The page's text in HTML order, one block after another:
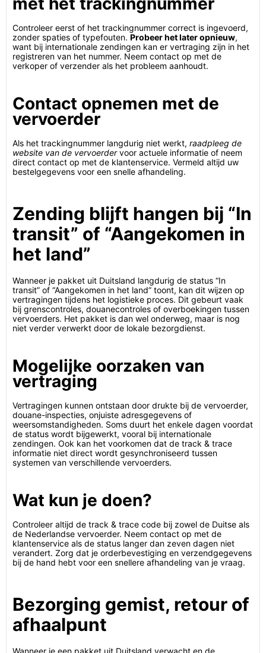
Controleer eerst of het trackingnummer correct is ingevoerd,
zonder spaties of typefouten. Probeer het later opnieuw,
want bij internationale zendingen kan er vertraging zijn in het
registreren van het nummer. Neem contact op met de
verkoper of verzender als het probleem aanhoudt.
Contact opnemen met de
vervoerder
Als het trackingnummer langdurig niet werkt, raadpleeg de
website van de vervoerdervoor actuele informatie of neem
direct contact op met de klantenservice. Vermeld altijd uw
bestelgegevens voor een snelle afhandeling.
Zending blijft hangen bij “In
transit” of “Aangekomen in
het land”
Wanneer je pakket uit Duitsland langdurig de status “In
transit” of “Aangekomen in het land” toont, kan dit wijzen op
vertragingen tijdens het logistieke proces. Dit gebeurt vaak
bij grenscontroles, douanecontroles of overboekingen tussen
vervoerders. Het pakket is dan wel onderweg, maar is nog
niet verder verwerkt door de lokale bezorgdienst.
Mogelijke oorzaken van
vertraging
Vertragingen kunnen ontstaan door drukte bij de vervoerder,
douane-inspecties, onjuiste adresgegevens of
weersomstandigheden. Soms duurt het enkele dagen voordat
de status wordt bijgewerkt, vooral bij internationale
zendingen. Ook kan het voorkomen dat de track & trace
informatie niet direct wordt gesynchroniseerd tussen
systemen van verschillende vervoerders.
Wat kun je doen?
Controleer altijd de track & trace code bij zowel de Duitse als
de Nederlandse vervoerder. Neem contact op met de
klantenservice als de status langer dan zeven dagen niet
verandert. Zorg dat je orderbevestiging en verzendgegevens
bij de hand hebt voor een snellere afhandeling van je vraag.
Bezorging gemist, retour of
afhaalpunt
Wanneer je een pakket uit Duitsland verwacht en de